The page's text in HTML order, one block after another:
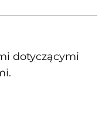
dotyczącymi